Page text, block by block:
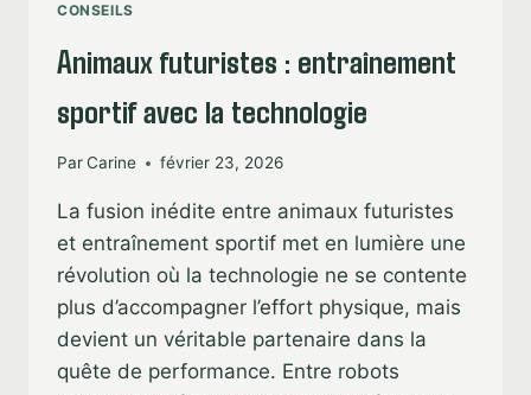
CONSEILS
Animaux futuristes : entraînement
sportif avec la technologie
ParCarine février 23, 2026
La fusion inédite entre animaux futuristes
et entraînement sportif met en lumière une
révolution où la technologie ne se contente
plus d’accompagner l’effort physique, mais
devient un véritable partenaire dans la
quête de performance. Entre robots